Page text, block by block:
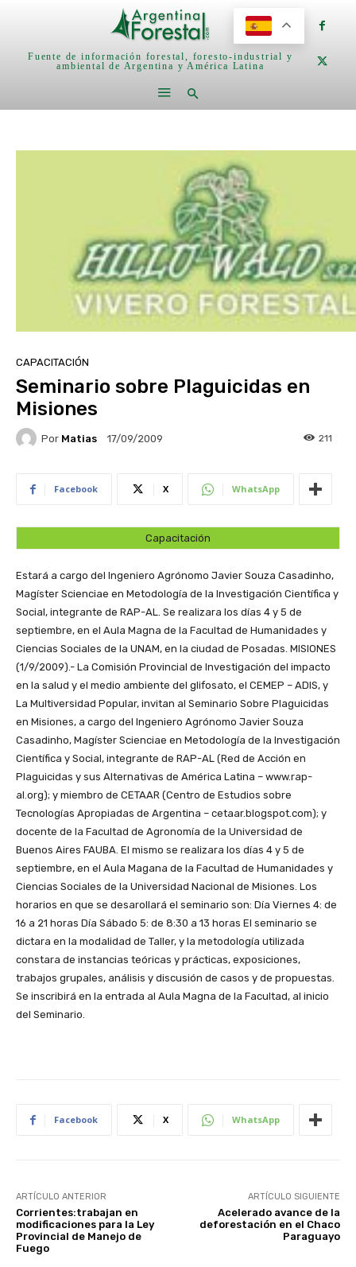
Fuente de información forestal, foresto-industrial y
ambiental de Argentina y América Latina
CAPACITACIÓN
Seminario sobre Plaguicidas en
Misiones
Por Matias 17/09/2009 211
Facebook X WhatsApp
Capacitación
Estará a cargo del Ingeniero Agrónomo Javier Souza Casadinho,
Magíster Scienciae en Metodología de la Investigación Científica y
Social, integrante de RAP-AL. Se realizara los días 4 y 5 de
septiembre, en el Aula Magna de la Facultad de Humanidades y
Ciencias Sociales de la UNAM, en la ciudad de Posadas. MISIONES
(1/9/2009).- La Comisión Provincial de Investigación del impacto
en la salud y el medio ambiente del glifosato, el CEMEP – ADIS, y
La Multiversidad Popular, invitan al Seminario Sobre Plaguicidas
en Misiones, a cargo del Ingeniero Agrónomo Javier Souza
Casadinho, Magíster Scienciae en Metodología de la Investigación
Científica y Social, integrante de RAP-AL (Red de Acción en
Plaguicidas y sus Alternativas de América Latina – www.rap-
al.org); y miembro de CETAAR (Centro de Estudios sobre
Tecnologías Apropiadas de Argentina – cetaar.blogspot.com); y
docente de la Facultad de Agronomía de la Universidad de
Buenos Aires FAUBA. El mismo se realizara los días 4 y 5 de
septiembre, en el Aula Magana de la Facultad de Humanidades y
Ciencias Sociales de la Universidad Nacional de Misiones. Los
horarios en que se desarollará el seminario son: Día Viernes 4: de
16 a 21 horas Día Sábado 5: de 8:30 a 13 horas El seminario se
dictara en la modalidad de Taller, y la metodología utilizada
constara de instancias teóricas y prácticas, exposiciones,
trabajos grupales, análisis y discusión de casos y de propuestas.
Se inscribirá en la entrada al Aula Magna de la Facultad, al inicio
del Seminario.
Facebook X WhatsApp
ARTÍCULO ANTERIOR
Corrientes:trabajan en
modificaciones para la Ley
Provincial de Manejo de
Fuego
ARTÍCULO SIGUIENTE
Acelerado avance de la
deforestación en el Chaco
Paraguayo